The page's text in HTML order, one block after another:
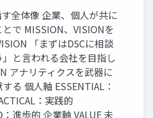
全体像 企業、個人が共に
で MISSION、VISIONを
「まずはD5Cに相談
」と言われる会社を目指し
アナリティクスを武器に
る 個人軸 ESSENTIAL：
：実践的
：進歩的 企業軸 VALUE 未